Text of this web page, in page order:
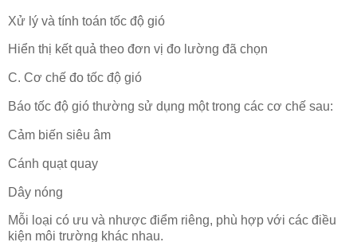
Xử lý và tính toán tốc độ gió
Hiển thị kết quả theo đơn vị đo lường đã chọn
C. Cơ chế đo tốc độ gió
Báo tốc độ gió thường sử dụng một trong các cơ chế sau:
Cảm biến siêu âm
Cánh quạt quay
Dây nóng
Mỗi loại có ưu và nhược điểm riêng, phù hợp với các điều
kiện môi trường khác nhau.